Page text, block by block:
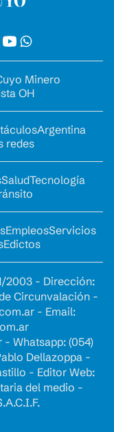
Minero
OH
Argentina
redes
SaludTecnología
EmpleosServicios
Edictos
2003 - Dirección:
Circunvalación -
- Email:
- Whatsapp: (054)
Dellazoppa -
- Editor Web:
del medio -